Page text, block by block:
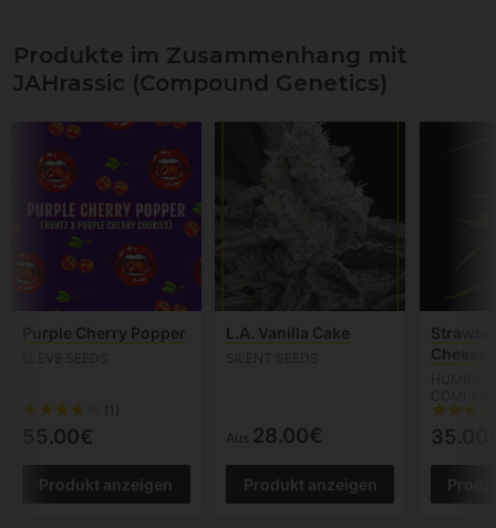
Produkte im Zusammenhang mit
JAHrassic (Compound Genetics)
Purple Cherry Popper
(1)
55.00€
Produkt anzeigen
L.A. Vanilla Cake
Aus 28.00€
Produkt anzeigen